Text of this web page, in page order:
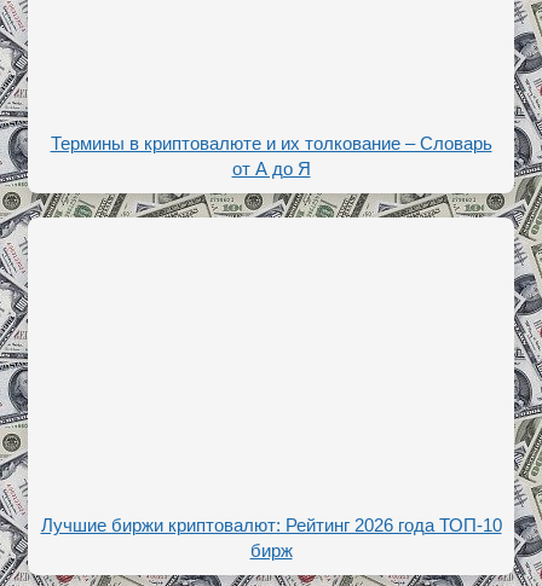
Термины в криптовалюте и их толкование – Словарь
от А до Я
Лучшие биржи криптовалют: Рейтинг 2026 года ТОП-10
бирж